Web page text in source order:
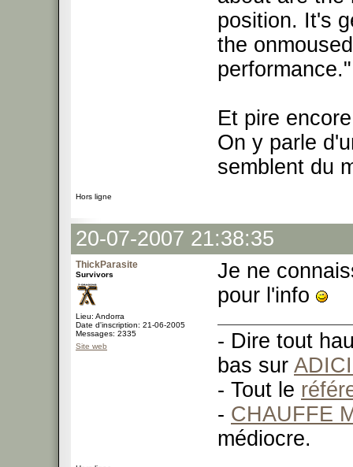
position. It's
the
performance."
Et pire
On y parle
semblent du
Hors ligne
20-07-2007 21:38:35
ThickParasite
Survivors
Lieu: Andorra
Date d'inscription: 21-06-2005
Messages: 2335
Site web
Je ne
pour l'info
- Dire tout
bas sur
- Tout le
- CHAUFFE
médiocre.